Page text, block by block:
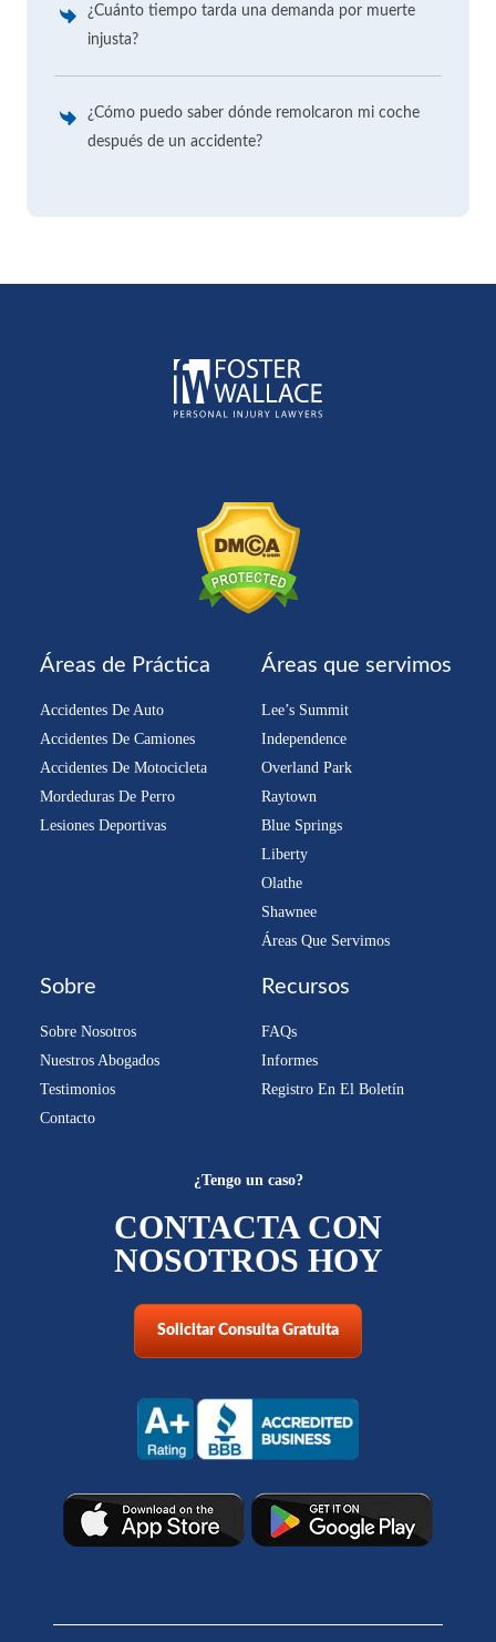
¿Cuánto tiempo tarda una demanda por muerte
injusta?
¿Cómo puedo saber dónde remolcaron mi coche
después de un accidente?
Áreas de Práctica
Accidentes De Auto
Accidentes De Camiones
Accidentes De Motocicleta
Mordeduras De Perro
Lesiones Deportivas
Áreas que servimos
Lee’s Summit
Independence
Overland Park
Raytown
Blue Springs
Liberty
Olathe
Shawnee
Áreas Que Servimos
Sobre
Sobre Nosotros
Nuestros Abogados
Testimonios
Contacto
Recursos
FAQs
Informes
Registro En El Boletín
¿Tengo un caso?
CONTACTA CON
NOSOTROS HOY
Solicitar Consulta Gratuita